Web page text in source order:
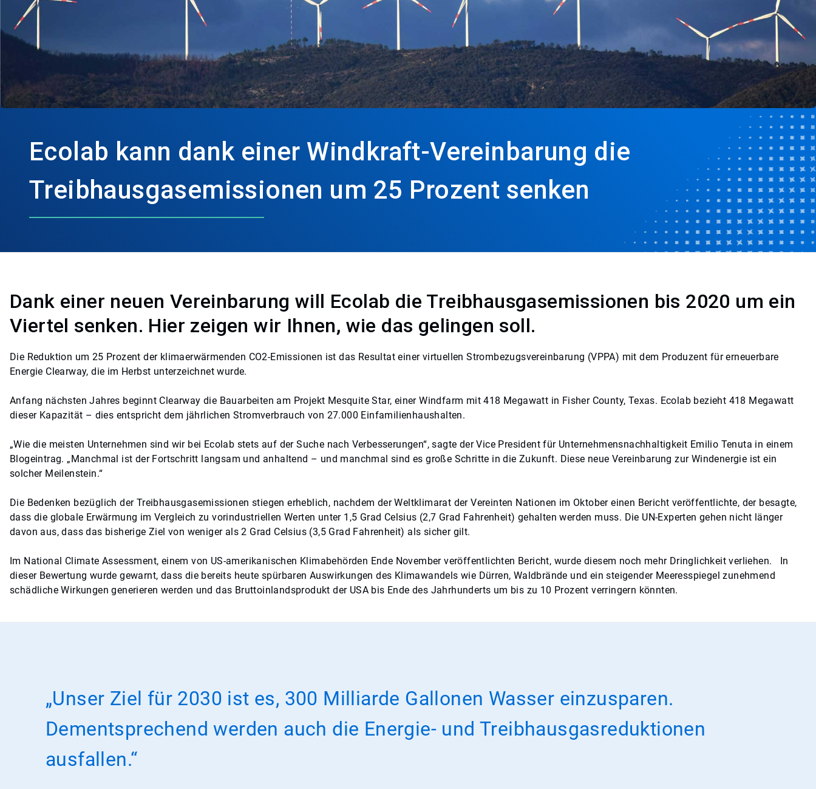
Ecolab kann dank einer Windkraft-Vereinbarung die
Treibhausgasemissionen um 25 Prozent senken
Dank einer neuen Vereinbarung will Ecolab die Treibhausgasemissionen bis 2020 um ein
Viertel senken. Hier zeigen wir Ihnen, wie das gelingen soll.
Die Reduktion um 25 Prozent der klimaerwärmenden CO2-Emissionen ist das Resultat einer virtuellen Strombezugsvereinbarung (VPPA) mit dem Produzent für erneuerbare
Energie Clearway, die im Herbst unterzeichnet wurde.
Anfang nächsten Jahres beginnt Clearway die Bauarbeiten am Projekt Mesquite Star, einer Windfarm mit 418 Megawatt in Fisher County, Texas. Ecolab bezieht 418 Megawatt
dieser Kapazität – dies entspricht dem jährlichen Stromverbrauch von 27.000 Einfamilienhaushalten.
„Wie die meisten Unternehmen sind wir bei Ecolab stets auf der Suche nach Verbesserungen“, sagte der Vice President für Unternehmensnachhaltigkeit Emilio Tenuta in einem
Blogeintrag. „Manchmal ist der Fortschritt langsam und anhaltend – und manchmal sind es große Schritte in die Zukunft. Diese neue Vereinbarung zur Windenergie ist ein
solcher Meilenstein.“
Die Bedenken bezüglich der Treibhausgasemissionen stiegen erheblich, nachdem der Weltklimarat der Vereinten Nationen im Oktober einen Bericht veröffentlichte, der besagte,
dass die globale Erwärmung im Vergleich zu vorindustriellen Werten unter 1,5 Grad Celsius (2,7 Grad Fahrenheit) gehalten werden muss. Die UN-Experten gehen nicht länger
davon aus, dass das bisherige Ziel von weniger als 2 Grad Celsius (3,5 Grad Fahrenheit) als sicher gilt.
Im National Climate Assessment, einem von US-amerikanischen Klimabehörden Ende November veröffentlichten Bericht, wurde diesem noch mehr Dringlichkeit verliehen. In
dieser Bewertung wurde gewarnt, dass die bereits heute spürbaren Auswirkungen des Klimawandels wie Dürren, Waldbrände und ein steigender Meeresspiegel zunehmend
schädliche Wirkungen generieren werden und das Bruttoinlandsprodukt der USA bis Ende des Jahrhunderts um bis zu 10 Prozent verringern könnten.
„Unser Ziel für 2030 ist es, 300 Milliarde Gallonen Wasser einzusparen.
Dementsprechend werden auch die Energie- und Treibhausgasreduktionen
ausfallen.“